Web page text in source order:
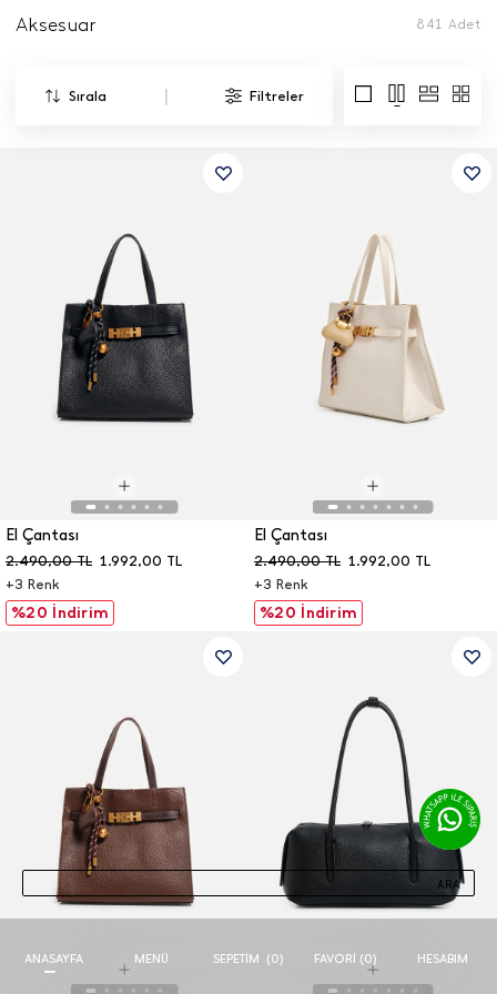
Aksesuar 841 Adet
Sırala | Filtreler
%20 İndirim
1.992,00 TL
2.490,00 TL
+3 Renk
El Çantası
%20 İndirim
1.992,00 TL
2.490,00 TL
+3 Renk
El Çantası
ARA
ANASAYFA MENÜ SEPETIM (0) FAVORI (0) HESABIM